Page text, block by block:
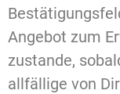
Angebot zum
zustande,
allfällige von